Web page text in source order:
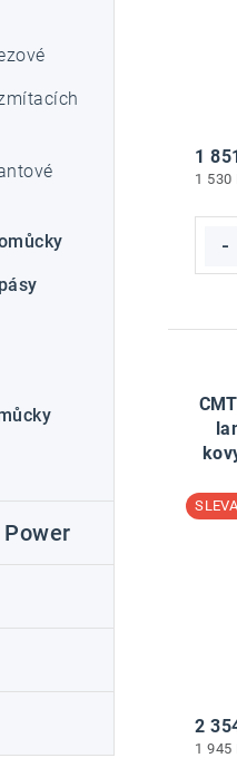
1 530
1
1 945
2